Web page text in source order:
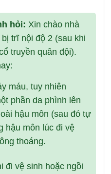
hỏi: Xin chào nhà
trĩ nội độ 2 (sau khi
truyền quân đội).
máu, tuy nhiên
phần da phình lên
hậu môn (sau đó tự
hậu môn lúc đi vệ
thoáng.
đi vệ sinh hoặc ngồi